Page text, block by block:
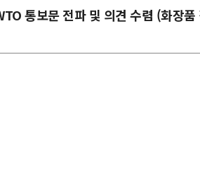
통보문 전파 및 의견 수렴 (화장품